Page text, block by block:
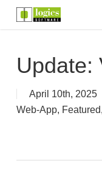
Update:
April 10th, 2025
Web-App, Featured,